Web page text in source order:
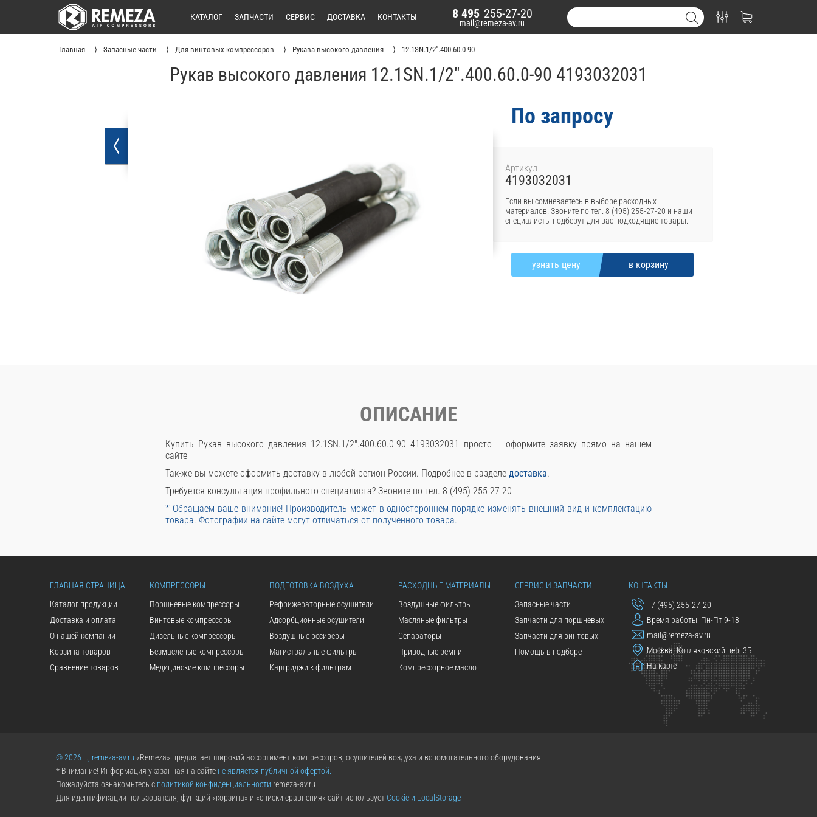
КАТАЛОГ ЗАПЧАСТИ СЕРВИС ДОСТАВКА КОНТАКТЫ 8 495 255-27-20
mail@remeza-av.ru
Главная Запасные части Для винтовых компрессоров Рукава высокого давления 12.1SN.1/2".400.60.0-90
Рукав высокого давления 12.1SN.1/2".400.60.0-90 4193032031
По запросу
Артикул
4193032031
Если вы сомневаетесь в выборе расходных
материалов. Звоните по тел. 8 (495) 255-27-20 и наши
специалисты подберут для вас подходящие товары.
ОПИСАНИЕ
Купить Рукав высокого давления 12.1SN.1/2".400.60.0-90 4193032031 просто – оформите заявку прямо на нашем
сайте
Так-же вы можете оформить доставку в любой регион России. Подробнее в разделе доставка.
Требуется консультация профильного специалиста? Звоните по тел. 8 (495) 255-27-20
* Обращаем ваше внимание! Производитель может в одностороннем порядке изменять внешний вид и комплектацию
товара. Фотографии на сайте могут отличаться от полученного товара.
ГЛАВНАЯ СТРАНИЦА
Каталог продукции
Доставка и оплата
О нашей компании
Корзина товаров
Сравнение товаров
КОМПРЕССОРЫ
Поршневые компрессоры
Винтовые компрессоры
Дизельные компрессоры
Безмасленые компрессоры
Медицинские компрессоры
ПОДГОТОВКА ВОЗДУХА
Рефрижераторные осушители
Адсорбционные осушители
Воздушные ресиверы
Магистральные фильтры
Картриджи к фильтрам
РАСХОДНЫЕ МАТЕРИАЛЫ
Воздушные фильтры
Масляные фильтры
Сепараторы
Приводные ремни
Компрессорное масло
СЕРВИС И ЗАПЧАСТИ
Запасные части
Запчасти для поршневых
Запчасти для винтовых
Помощь в подборе
КОНТАКТЫ
+7 (495) 255-27-20
Время работы: Пн-Пт 9-18
mail@remeza-av.ru
Москва, Котляковский пер. 3Б
На карте
© 2026 г., remeza-av.ru «Remeza» предлагает широкий ассортимент компрессоров, осушителей воздуха и вспомогательного оборудования.
* Внимание! Информация указанная на сайте не является публичной офертой.
Пожалуйста ознакомьтесь с политикой конфиденциальности remeza-av.ru
Для идентификации пользователя, функций «корзина» и «списки сравнения» сайт использует Cookie и LocalStorage